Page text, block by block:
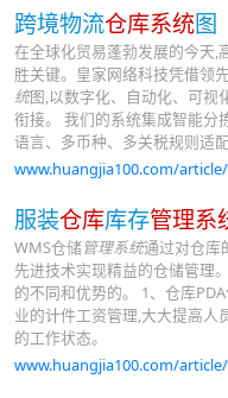
跨境物流仓库系统图
在全球化贸易蓬勃发展的今天,
胜关键。皇家网络科技凭借领
统图,以数字化、自动化、可视
衔接。 我们的系统集成智能分
语言、多币种、多关税规则适
www.huangjia100.com/
服装仓库库存管理系
WMS仓储管理系统通过对仓库
先进技术实现精益的仓储管理
的不同和优势的。 1、仓库
业的计件工资管理,大大提高人
的工作状态。
www.huangjia100.com/